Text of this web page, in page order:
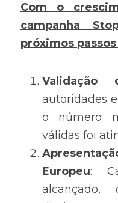
Com o
campanha
próximos
Validação
autoridades
o número
válidas foi
Europeu:
alcançado,